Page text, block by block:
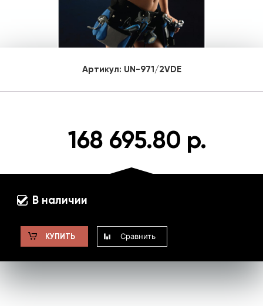
Артикул: UN-971/2VDE
168 695.80 р.
В наличии
КУПИТЬ Сравнить